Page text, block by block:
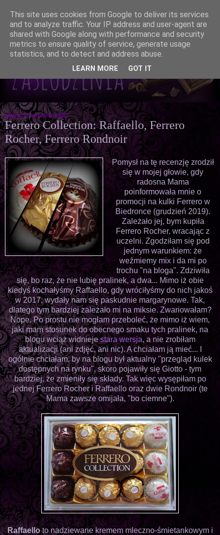
piątek, 18 września 2020
Ferrero Collection: Raffaello, Ferrero
Rocher, Ferrero Rondnoir
Pomysł na tę recenzję zrodził
się w mojej głowie, gdy
radosna Mama
poinformowała mnie o
promocji na kulki Ferrero w
Biedronce (grudzień 2019).
Zależało jej, bym kupiła
Ferrero Rocher, wracając z
uczelni. Zgodziłam się pod
jednym warunkiem: że
weźmiemy mix i da mi po
trochu "na bloga". Zdziwiła
się, bo raz, że nie lubię pralinek, a dwa... Mimo iż obie
kiedyś kochałyśmy Raffaello, gdy wróciłyśmy do nich jakoś
w 2017, wydały nam się paskudnie margarynowe. Tak,
dlatego tym bardziej zależało mi na miksie. Zwariowałam?
Nope. Po prostu nie mogłam przeboleć, że mimo iż wiem,
jaki mam stosunek do obecnego smaku tych pralinek, na
blogu wciąż widniejestara wersja, a nie zrobiłam
aktualizacji (ani zdjęć, ani nic). A chciałam ją mieć... I
ogólnie chciałam, by na blogu był aktualny "przegląd kulek
dostępnych na rynku", skoro pojawiły się Giotto - tym
bardziej, że zmieniły się składy. Tak więc wysępiłam po
jednej Ferrero Rocher i Raffaello oraz dwie Rondnoir (te
Mama zawsze omijała, "bo ciemne").
Raffaelloto nadziewane kremem mleczno-śmietankowym i
This site uses cookies from Google to deliver its services
and to analyze traffic. Your IP address and user-agent are
shared with Google along with performance and security
metrics to ensure quality of service, generate usage
statistics, and to detect and address abuse.
LEARN MORE GOT IT